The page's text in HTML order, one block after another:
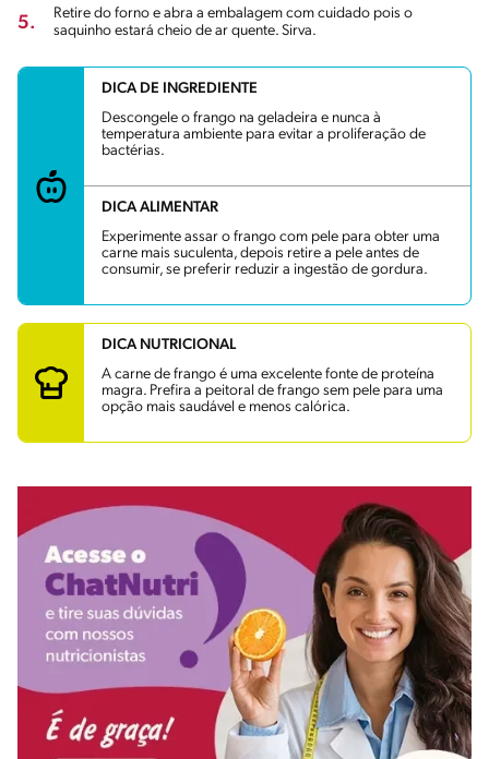
5.
Retire do forno e abra a embalagem com cuidado pois o
saquinho estará cheio de ar quente. Sirva.
DICA DE INGREDIENTE
Descongele o frango na geladeira e nunca à
temperatura ambiente para evitar a proliferação de
bactérias.
DICA ALIMENTAR
Experimente assar o frango com pele para obter uma
carne mais suculenta, depois retire a pele antes de
consumir, se preferir reduzir a ingestão de gordura.
DICA NUTRICIONAL
A carne de frango é uma excelente fonte de proteína
magra. Prefira a peitoral de frango sem pele para uma
opção mais saudável e menos calórica.